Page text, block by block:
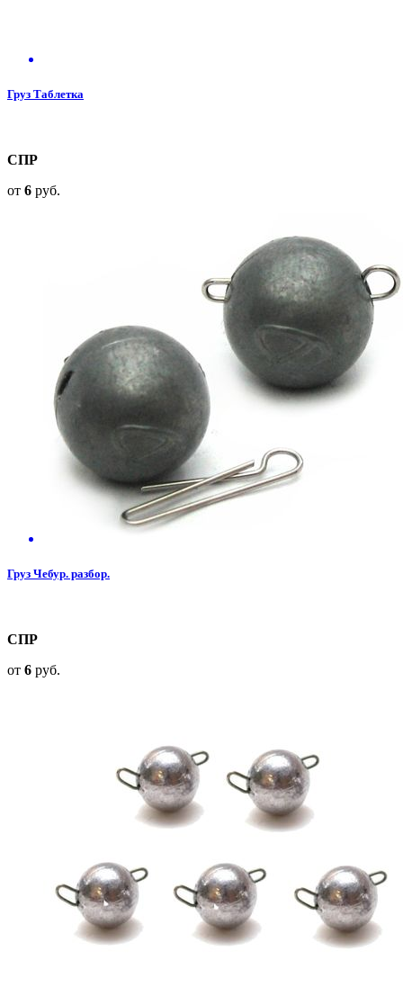
Груз Таблетка
СПР
от 6 руб.
Груз Чебур. разбор.
СПР
от 6 руб.